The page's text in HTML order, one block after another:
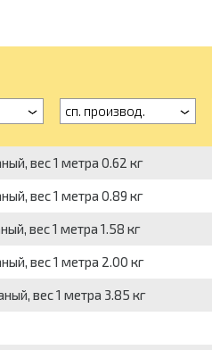
сп. производ.
вес 1 метра 0.62 кг
вес 1 метра 0.89 кг
вес 1 метра 1.58 кг
вес 1 метра 2.00 кг
вес 1 метра 3.85 кг